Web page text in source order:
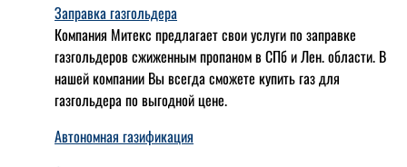
Заправка газгольдера
Компания Митекс предлагает свои услуги по заправке
газгольдеров сжиженным пропаном в СПб и Лен. области. В
нашей компании Вы всегда сможете купить газ для
газгольдера по выгодной цене.
Автономная газификация